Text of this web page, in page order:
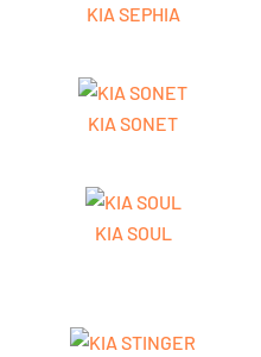
KIA SEPHIA
KIA SONET
KIA SOUL